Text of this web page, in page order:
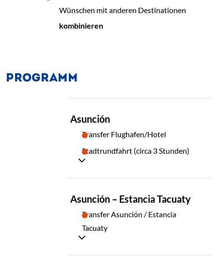
Wünschen mit anderen Destinationen
kombinieren
PROGRAMM
Asunción
Transfer Flughafen/Hotel
Stadtrundfahrt (circa 3 Stunden)
Asunción – Estancia Tacuaty
Transfer Asunción / Estancia
Tacuaty